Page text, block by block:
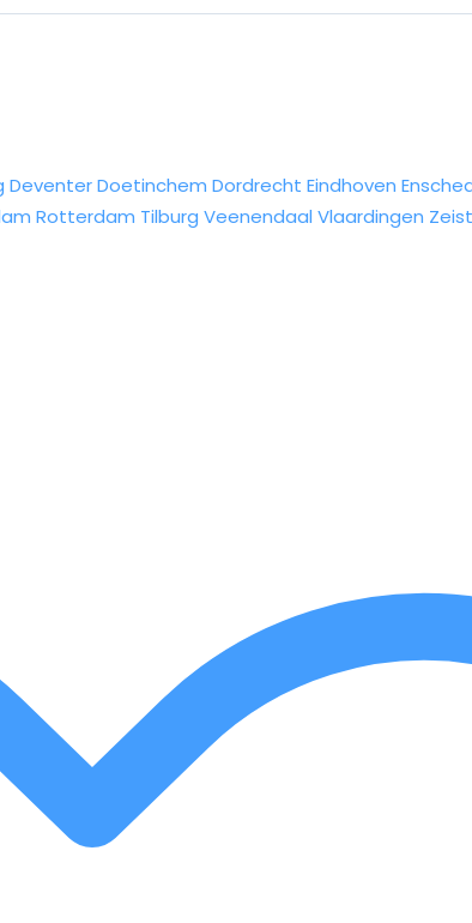
DeventerDoetinchem Dordrecht Eindhoven
Rotterdam Tilburg Veenendaal Vlaardingen Zeist